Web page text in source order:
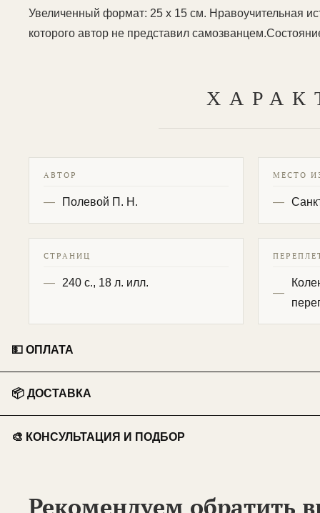
Увеличенный формат: 25 х 15 см. Нравоучительная
которого автор не представил
АВТОР
Полевой П. Н.
МЕСТО
СТРАНИЦ
240 с., 18 л. илл.
💵 ОПЛАТА
💳 Перевод на карту Сбербанка.
📱 Оплата по QR-коду .
📦 ДОСТАВКА
Бесплатно из нашего пункта выдачи.
🎨 КОНСУЛЬТАЦИЯ И ПОДБОР
🧐 Консультация:
профессиональная помощь и
Рекомендуем обратить